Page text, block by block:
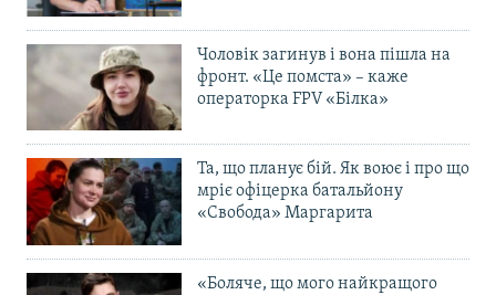
Чоловік загинув і вона пішла на
фронт. «Це помста» – каже
операторка FPV «Білка»
Та, що планує бій. Як воює і про що
мріє офіцерка батальйону
«Свобода» Маргарита
«Боляче, що мого найкращого